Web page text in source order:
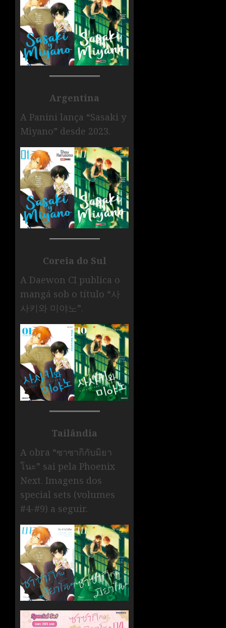
Argentina
A Panini lança “Sasaki y
Miyano” desde 2023.
Coreia do Sul
A Daewon CI publica o
mangá sob o título “사
사키와 미야노”.
Tailândia
A obra “ซาซากิกับมิยา
โนะ” sai pela Phoenix
Next. Imagens dos
special sets (volumes
#4-#9) a seguir.